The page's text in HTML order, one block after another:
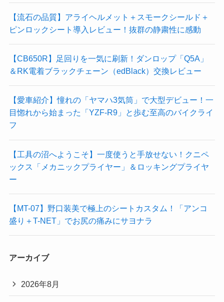
【流石の品質】アライヘルメット＋スモークシールド＋
ピンロックシート導入レビュー！抜群の静粛性に感動
【CB650R】足回りを一気に刷新！ダンロップ「Q5A」
＆RK電着ブラックチェーン（edBlack）交換レビュー
【愛車紹介】憧れの「ヤマハ3気筒」で大型デビュー！一
目惚れから始まった「YZF-R9」と歩む至高のバイクライ
フ
【工具の沼へようこそ】一度使うと手放せない！クニペ
ックス「メカニックプライヤー」＆ロッキングプライヤ
ー
【MT-07】野口装美で極上のシートカスタム！「アンコ
盛り＋T-NET」でお尻の痛みにサヨナラ
アーカイブ
2026年8月